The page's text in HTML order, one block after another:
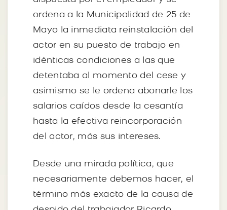
ordena a la Municipalidad de 25 de
Mayo la inmediata reinstalación del
actor en su puesto de trabajo en
idénticas condiciones a las que
detentaba al momento del cese y
asimismo se le ordena abonarle los
salarios caídos desde la cesantía
hasta la efectiva reincorporación
del actor, más sus intereses.
Desde una mirada política, que
necesariamente debemos hacer, el
término más exacto de la causa de